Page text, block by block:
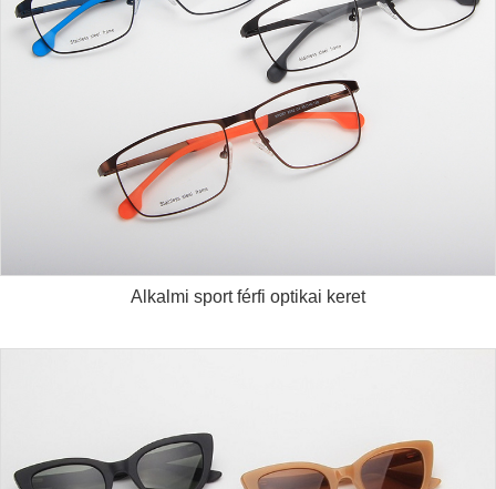
Alkalmi sport férfi optikai keret